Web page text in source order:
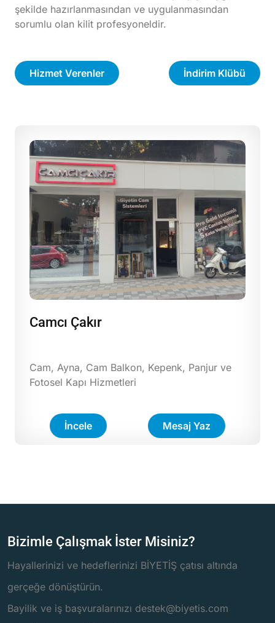
şekilde hazırlanmasından ve uygulanmasından
sorumlu olan kilit profesyoneldir.
Hizmet Verenler İndirim Klübü
Camcı Çakır
Cam, Ayna, Cam Balkon, Kepenk, Panjur ve
Fotosel Kapı Hizmetleri
İncele Mesaj Yaz
Bizimle Çalışmak İster Misiniz?
Hayallerinizi ve hedeflerinizi BİYETİŞ çatısı altında
gerçeğe dönüştürün.
Bayilik ve iş başvuralarınızı destek@biyetis.com